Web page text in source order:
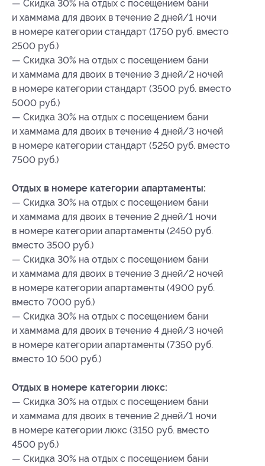
— Скидка 30% на отдых с посещением бани
и хаммама для двоих в течение 2 дней/1 ночи
в номере категории стандарт (1750 руб. вместо
2500 руб.)
— Скидка 30% на отдых с посещением бани
и хаммама для двоих в течение 3 дней/2 ночей
в номере категории стандарт (3500 руб. вместо
5000 руб.)
— Скидка 30% на отдых с посещением бани
и хаммама для двоих в течение 4 дней/3 ночей
в номере категории стандарт (5250 руб. вместо
7500 руб.)
Отдых в номере категории апартаменты:
— Скидка 30% на отдых с посещением бани
и хаммама для двоих в течение 2 дней/1 ночи
в номере категории апартаменты (2450 руб.
вместо 3500 руб.)
— Скидка 30% на отдых с посещением бани
и хаммама для двоих в течение 3 дней/2 ночей
в номере категории апартаменты (4900 руб.
вместо 7000 руб.)
— Скидка 30% на отдых с посещением бани
и хаммама для двоих в течение 4 дней/3 ночей
в номере категории апартаменты (7350 руб.
вместо 10 500 руб.)
Отдых в номере категории люкс:
— Скидка 30% на отдых с посещением бани
и хаммама для двоих в течение 2 дней/1 ночи
в номере категории люкс (3150 руб. вместо
4500 руб.)
— Скидка 30% на отдых с посещением бани